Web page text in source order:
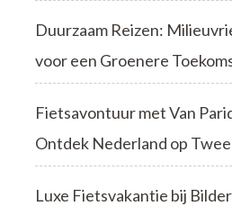
Duurzaam Reizen:
voor een Groenere
Fietsavontuur met Van
Ontdek Nederland op
Luxe Fietsvakantie bij